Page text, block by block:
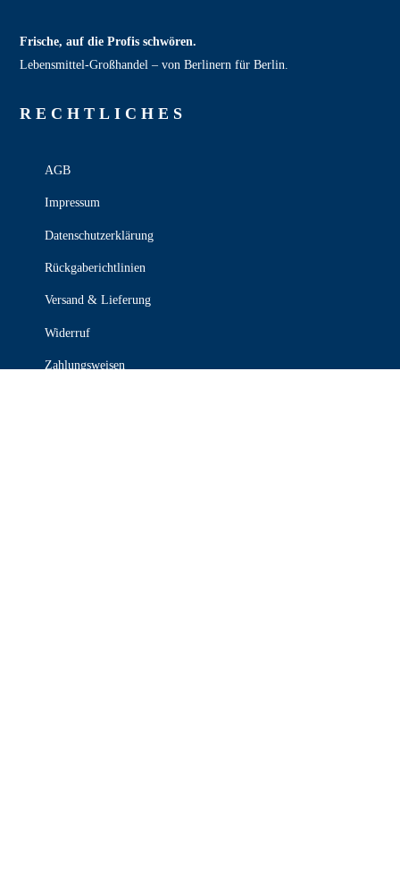
Frische, auf die Profis schwören.
Lebensmittel‑Großhandel – von Berlinern für Berlin.
RECHT­LICHES
AGB
Impressum
Datenschutzerklärung
Rückgaberichtlinien
Versand & Lieferung
Widerruf
Zahlungsweisen